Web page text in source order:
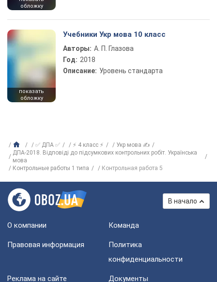
обложку
показать
обложку
Учебники Укр мова 10 класс
Авторы: А. П. Глазова
Год: 2018
Описание: Уровень стандарта
✅ ДПА ✅ ⚡ 4 класс ⚡
Укр мова ✍
ДПА-2018. Відповіді до підсумкових контрольних робіт. Українська
мова
Контрольные работы 1 типа
Контрольная работа 5
В начало
О компании Команда
Правовая информация
Политика
конфиденциальности
Реклама на сайте Документы